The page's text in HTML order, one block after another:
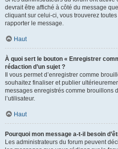
devrait être affiché à côté du message
cliquant sur celui-ci, vous trouverez
rapporter le message.
Haut
À quoi sert le bouton « Enregistrer
rédaction d’un sujet ?
Il vous permet d’enregistrer comme
souhaitez finaliser et publier
messages enregistrés comme brouillons
l’utilisateur.
Haut
Pourquoi mon message a-t-il besoin
Les administrateurs du forum peuvent